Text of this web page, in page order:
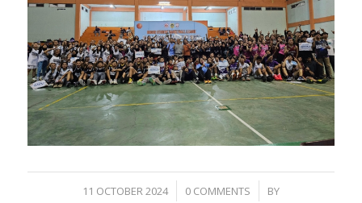
11 OCTOBER 2024
/ 0 COMMENTS
/
BY